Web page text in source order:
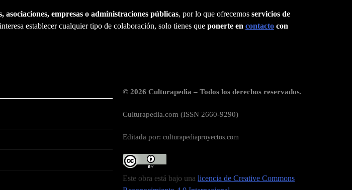
asociaciones, empresas o administraciones públicas, por lo que ofrecemos servicios de
establecer cualquier tipo de colaboración, solo tienes que ponerte en contacto con
© 2026 Culturapedia – Todos los derechos reservados.
Culturapedia.com (ISSN 2660-9290)
Editada por: culturapediaproyectos.com
Este obra está bajo una licencia de Creative Commons